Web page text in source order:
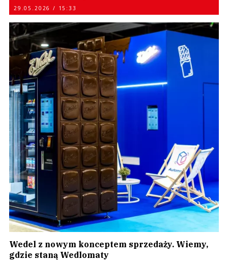
29.05.2026 / 15:33
Wedel z nowym konceptem sprzedaży. Wiemy,
gdzie staną Wedlomaty